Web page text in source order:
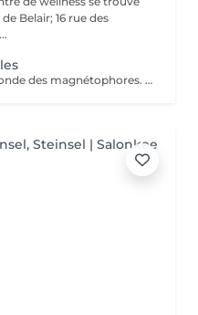
Belair; 16 rue des
Une technique unique dans le monde des magnétophores. Grâce à l'attraction des champs magnétiques encapsulés dans une mini machine tenue à la main, cette technique permet de forcer le passage des actifs cosmétiques à travers la barrière cutanée pour agir au cur des cellules. Résultat visible dès la première séance. Les capsules sont soigneusement choisies en fonction d'une consultation avec votre pour vos besoins spécifiques. Une peau d'apparence jeune sans injections !